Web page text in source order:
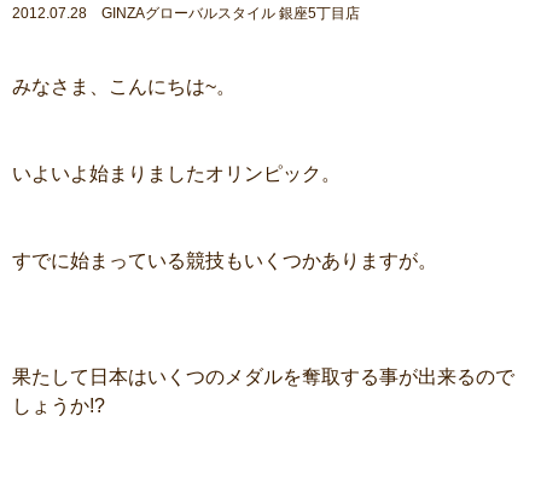
2012.07.28 GINZAグローバルスタイル 銀座5丁目店
みなさま、こんにちは~。
いよいよ始まりましたオリンピック。
すでに始まっている競技もいくつかありますが。
果たして日本はいくつのメダルを奪取する事が出来るので
しょうか!?